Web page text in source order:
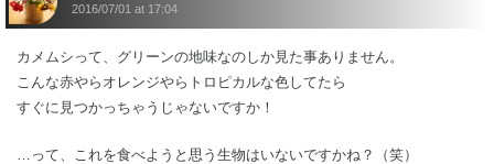
2016/07/01 at 17:04
カメムシって、グリーンの地味なのしか見た事ありません。
こんな赤やらオレンジやらトロピカルな色してたら
すぐに見つかっちゃうじゃないですか！
…って、これを食べようと思う生物はいないですかね？（笑）